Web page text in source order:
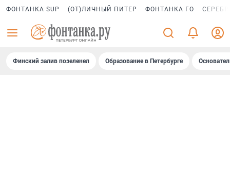
ФОНТАНКА SUP (ОТ)ЛИЧНЫЙ ПИТЕР ФОНТАНКА ГО
Финский залив позеленел Образование в Петербурге